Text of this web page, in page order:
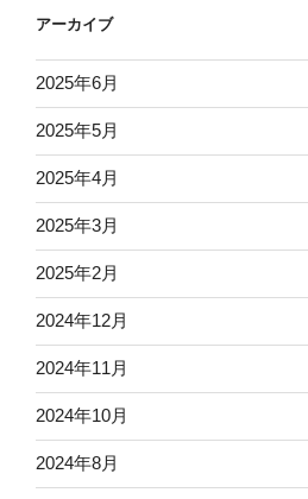
アーカイブ
2025年6月
2025年5月
2025年4月
2025年3月
2025年2月
2024年12月
2024年11月
2024年10月
2024年8月